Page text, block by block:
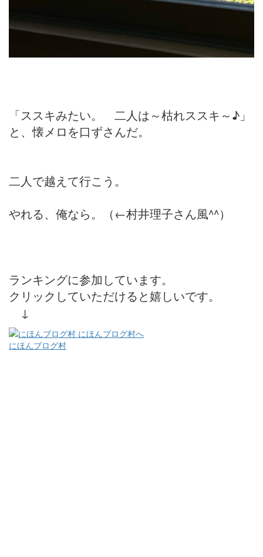
「ススキみたい。 二人は～枯れススキ～♪」
と、懐メロを口ずさんだ。
二人で越えて行こう。
やれる、俺なら。（←村井理子さん風^^）
ランキングに参加しています。
クリックしていただけると嬉しいです。
↓
にほんブログ村